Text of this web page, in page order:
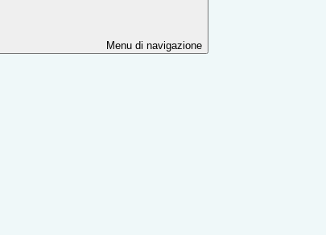
Menu di navigazione